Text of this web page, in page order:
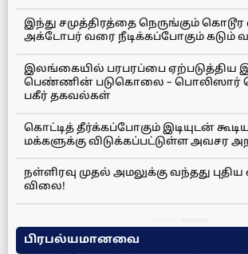
இந்து சமுத்திரத்தை நெருங்கும்
அக்டோபர் வரை நீடிக்கப்போகும் கடும்
இலங்கையில் பரபரப்பை ஏற்படுத்திய
பெண்ணின் படுகொலை – பொலிஸார்
பகீர் தகவல்கள்
கொட்டித் தீர்க்கப்போகும் இடியுடன்
மக்களுக்கு விடுக்கப்பட்டுள்ள அவசர
நள்ளிரவு முதல் அமலுக்கு வந்தது
விலை!
பிரபல்யமானவை